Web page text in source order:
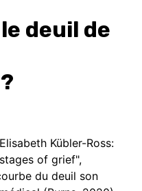
deuil de
Kübler-Ross:
of grief",
du deuil son